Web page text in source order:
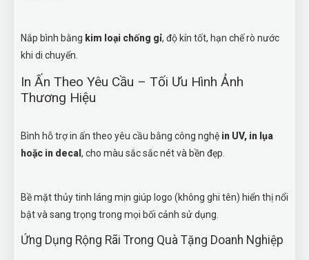
Nắp bình bằng kim loại chống gỉ, độ kín tốt, hạn chế rò nước
khi di chuyển.
In Ấn Theo Yêu Cầu – Tối Ưu Hình Ảnh
Thương Hiệu
Bình hỗ trợ in ấn theo yêu cầu bằng công nghệ in UV, in lụa
hoặc in decal , cho màu sắc sắc nét và bền đẹp.
Bề mặt thủy tinh láng mịn giúp logo (không ghi tên) hiển thị nổi
bật và sang trọng trong mọi bối cảnh sử dụng.
Ứng Dụng Rộng Rãi Trong Quà Tặng Doanh Nghiệp